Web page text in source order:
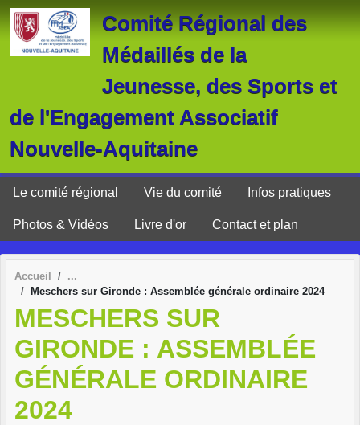
Comité Régional des
Médaillés de la
Jeunesse, des Sports et
de l'Engagement Associatif
Nouvelle-Aquitaine
Le comité régional Vie du comité Infos pratiques
Photos & Vidéos Livre d'or Contact et plan
Accueil
Meschers sur Gironde : Assemblée générale ordinaire 2024
MESCHERS SUR
GIRONDE : ASSEMBLÉE
GÉNÉRALE ORDINAIRE
2024
Panneau de gestion des cookies